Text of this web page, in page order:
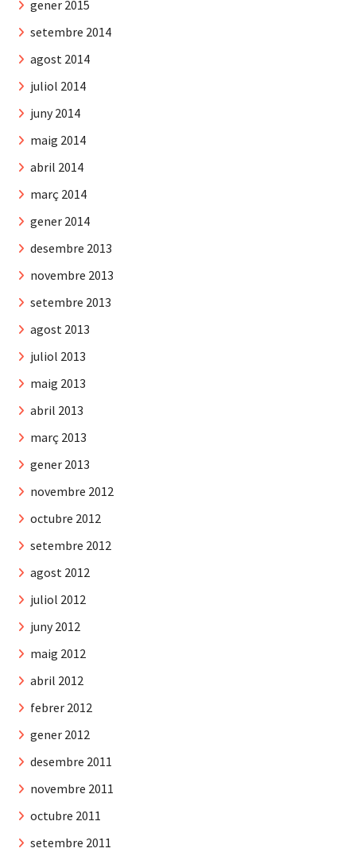
gener 2015
setembre 2014
agost 2014
juliol 2014
juny 2014
maig 2014
abril 2014
març 2014
gener 2014
desembre 2013
novembre 2013
setembre 2013
agost 2013
juliol 2013
maig 2013
abril 2013
març 2013
gener 2013
novembre 2012
octubre 2012
setembre 2012
agost 2012
juliol 2012
juny 2012
maig 2012
abril 2012
febrer 2012
gener 2012
desembre 2011
novembre 2011
octubre 2011
setembre 2011